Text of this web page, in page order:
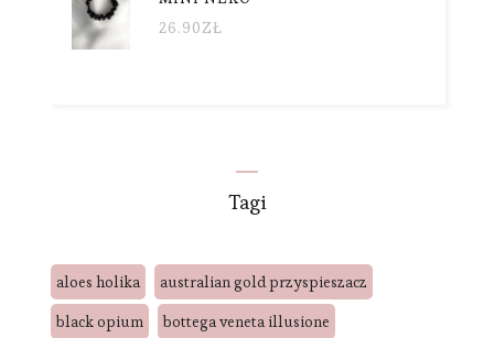
26.90ZŁ
Tagi
aloes holika
australian gold przyspieszacz
black opium
bottega veneta illusione